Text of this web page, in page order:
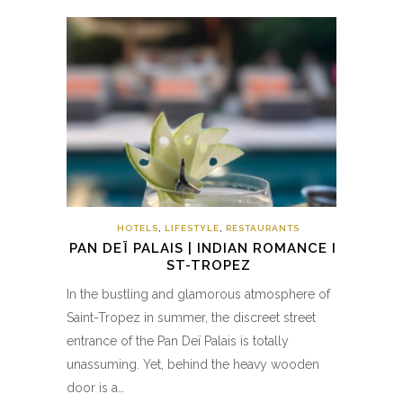
HOTELS LIFESTYLE RESTAURANTS
PAN DEÏ PALAIS | INDIAN ROMANCE IN
ST-TROPEZ
In the bustling and glamorous atmosphere of
Saint-Tropez in summer, the discreet street
entrance of the Pan Deï Palais is totally
unassuming. Yet, behind the heavy wooden
door is a…